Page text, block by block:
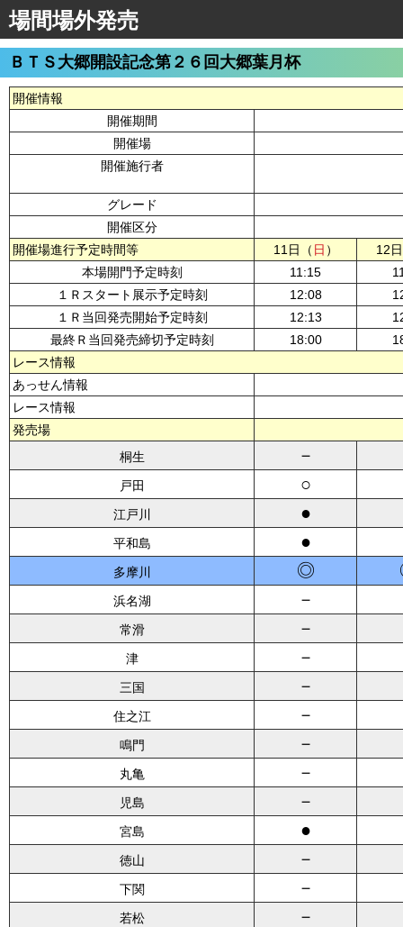
場間場外発売
ＢＴＳ大郷開設記念第２６回大郷葉月杯
開催情報
開催期間
開催場
開催施行者
グレード
開催区分
開催場進行予定時間等
11日（ 日 ）
12
本場開門予定時刻
11:15
１Ｒスタート展示予定時刻
12:08
１Ｒ当回発売開始予定時刻
12:13
最終Ｒ当回発売締切予定時刻
18:00
レース情報
あっせん情報
レース情報
発売場
桐生
－
戸田 ○
江戸川 ●
平和島 ●
多摩川 ◎
浜名湖 －
常滑 －
津 －
三国 －
住之江 －
鳴門 －
丸亀 －
児島 －
宮島 ●
徳山 －
下関 －
若松 －